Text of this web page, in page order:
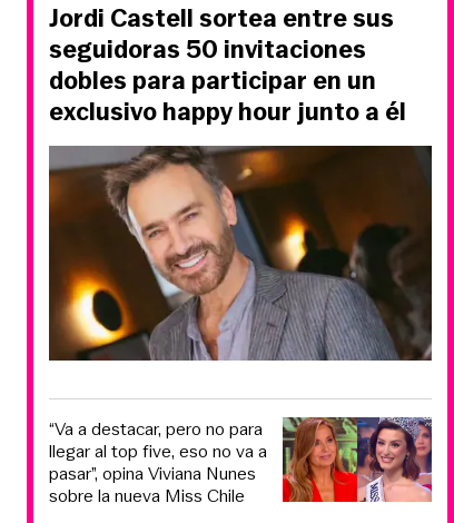
Jordi Castell sortea entre sus
seguidoras 50 invitaciones
dobles para participar en un
exclusivo happy hour junto a él
“Va a destacar, pero no para
llegar al top five, eso no va a
pasar”, opina Viviana Nunes
sobre la nueva Miss Chile